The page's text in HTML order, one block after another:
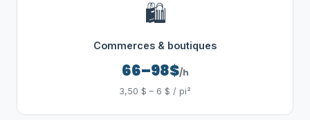
🛍️
Commerces & boutiques
66–98$/h
3,50 $ – 6 $ / pi²